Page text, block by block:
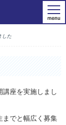
した
座を実施しまし
までと幅広く募集